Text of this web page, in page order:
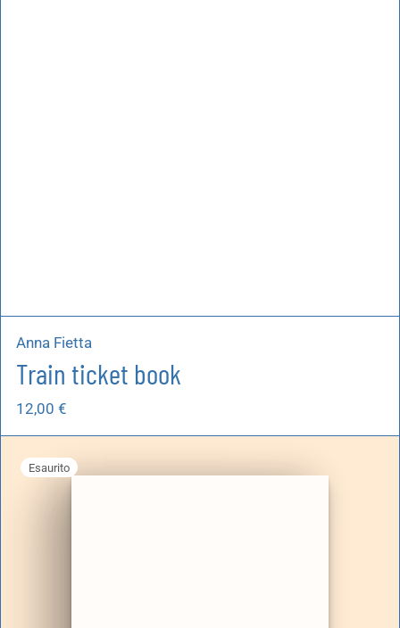
Anna Fietta
Train ticket book
12,00 €
Esaurito